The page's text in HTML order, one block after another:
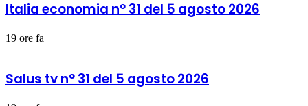
Italia economia n° 31 del 5 agosto 2026
19 ore fa
Salus tv n° 31 del 5 agosto 2026